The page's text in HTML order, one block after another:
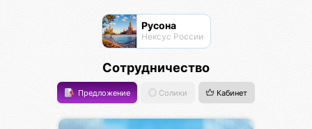
Русона
Нексус России
Сотрудничество
Предложение Солики Кабинет